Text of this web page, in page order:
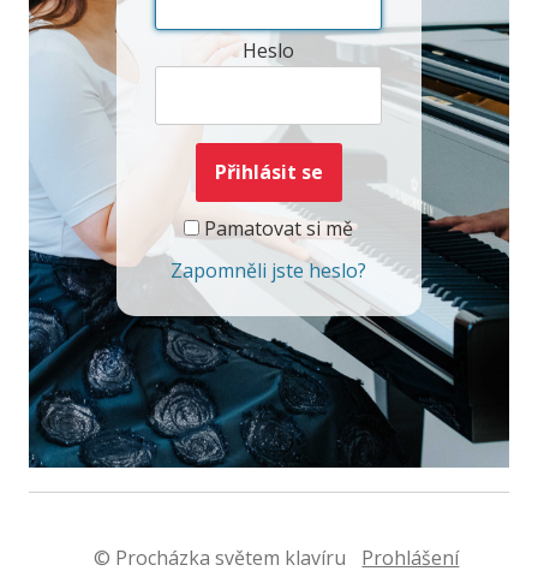
Heslo
Pamatovat si mě
Zapomněli jste heslo?
© Procházka světem klavíru Prohlášení